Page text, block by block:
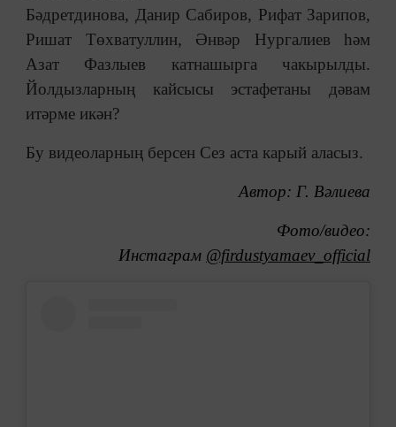
Бәдретдинова, Данир Сабиров, Рифат Зарипов,
Ришат Төхватуллин, Әнвәр Нургалиев һәм
Азат Фазлыев катнашырга чакырылды.
Йолдызларның кайсысы эстафетаны дәвам
итәрме икән?
Бу видеоларның берсен Сез аста карый аласыз.
Автор: Г. Вәлиева
Фото/видео:
Инстаграм @firdustyamaev_official